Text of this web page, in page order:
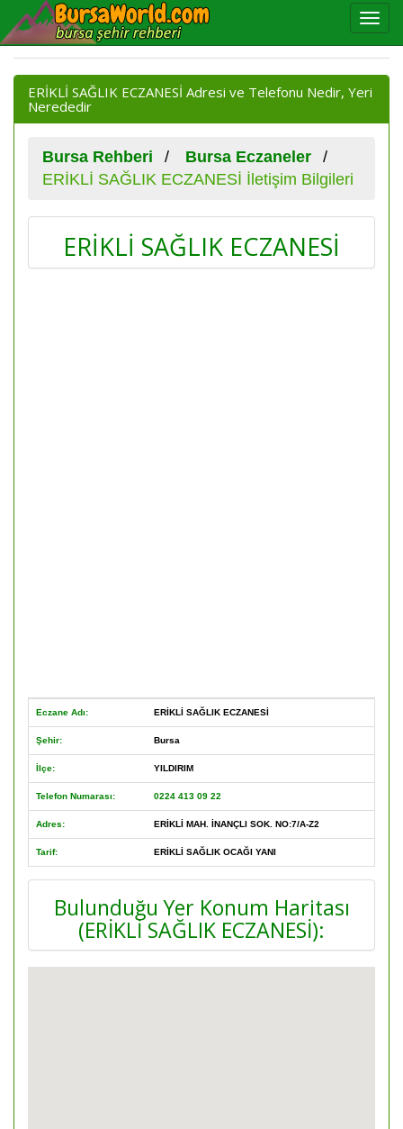
ERİKLİ SAĞLIK ECZANESİ Adresi ve Telefonu Nedir, Yeri
Nerededir
Bursa Rehberi
Bursa Eczaneler
ERİKLİ SAĞLIK ECZANESİ İletişim Bilgileri
ERİKLİ SAĞLIK ECZANESİ
Eczane Adı: ERİKLİ SAĞLIK ECZANESİ
Şehir: Bursa
İlçe: YILDIRIM
Telefon Numarası: 0224 413 09 22
Adres: ERİKLİ MAH. İNANÇLI SOK. NO:7/A-Z2
Tarif: ERİKLİ SAĞLIK OCAĞI YANI
Bulunduğu Yer Konum Haritası
(ERİKLİ SAĞLIK ECZANESİ):